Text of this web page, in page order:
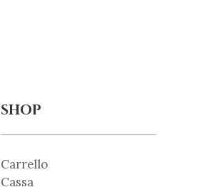
SHOP
Carrello
Cassa